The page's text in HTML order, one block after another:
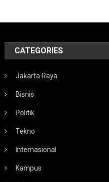
CATEGORIES
Jakarta Raya
Bisnis
Politik
Tekno
Internasional
Kampus